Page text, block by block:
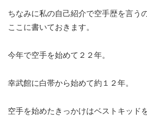
ちなみに私の自己紹介で空手歴を言う
ここに書いておきます。
今年で空手を始めて２２年。
幸武館に白帯から始めて約１２年。
空手を始めたきっかけはベストキッド